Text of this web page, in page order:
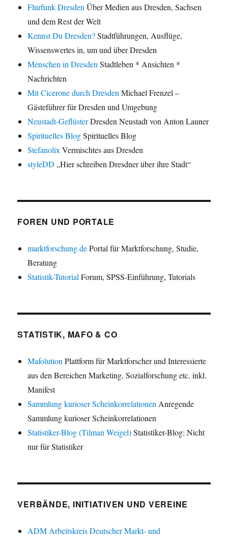
Flurfunk Dresden Über Medien aus Dresden, Sachsen
und dem Rest der Welt
Kennst Du Dresden?Stadtführungen, Ausflüge,
Wissenswertes in, um und über Dresden
Menschen in Dresden Stadtleben * Ansichten *
Nachrichten
Mit Cicerone durch Dresden Michael Frenzel –
Gästeführer für Dresden und Umgebung
Neustadt-GeflüsterDresden Neustadt von Anton Launer
Spirituelles BlogSpirituelles Blog
Stefanolix Vermischtes aus Dresden
styleDD „Hier schreiben Dresdner über ihre Stadt“
FOREN UND PORTALE
marktforschung.dePortal für Marktforschung, Studie,
Beratung
Statistik-Tutorial Forum, SPSS-Einführung, Tutorials
STATISTIK, MAFO & CO
Mafolution Plattform für Marktforscher und Interessierte
aus den Bereichen Marketing, Sozialforschung etc. inkl.
Manifest
Sammlung kurioser Scheinkorrelationen Anregende
Sammlung kurioser Scheinkorrelationen
Statistiker-Blog (Tilman Weigel)Statistiker-Blog: Nicht
nur für Statistiker
VERBÄNDE, INITIATIVEN UND VEREINE
ADM Arbeitskreis Deutscher Markt- und